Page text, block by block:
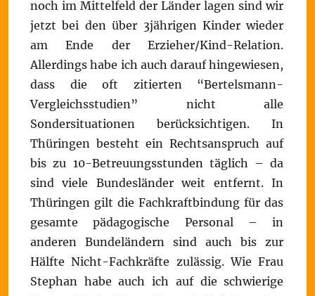
noch im Mittelfeld der Länder lagen sind wir
jetzt bei den über 3jährigen Kinder wieder
am Ende der Erzieher/Kind-Relation.
Allerdings habe ich auch darauf hingewiesen,
dass die oft zitierten “Bertelsmann-
Vergleichsstudien” nicht alle
Sondersituationen berücksichtigen. In
Thüringen besteht ein Rechtsanspruch auf
bis zu 10-Betreuungsstunden täglich – da
sind viele Bundesländer weit entfernt. In
Thüringen gilt die Fachkraftbindung für das
gesamte pädagogische Personal – in
anderen Bundeländern sind auch bis zur
Hälfte Nicht-Fachkräfte zulässig. Wie Frau
Stephan habe auch ich auf die schwierige